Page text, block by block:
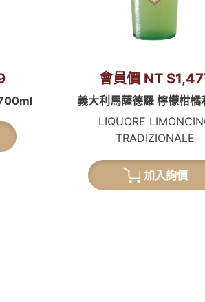
會員價 NT
義大利馬薩德羅 檸檬柑橘
LIQUORE
TRADIZIONALE
加入詢價